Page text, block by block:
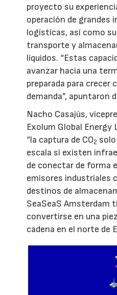
proyecto su
operación de grandes
logísticas, así como
transporte y
líquidos. “Estas
avanzar hacia una
preparada para crecer
demanda”, apuntaron
Nacho Casajús,
Exolum Global
“la captura de CO2
escala si existen
de conectar de forma
emisores industriales
destinos de
SeaSeaS Amsterdam
convertirse en una
cadena en el norte de